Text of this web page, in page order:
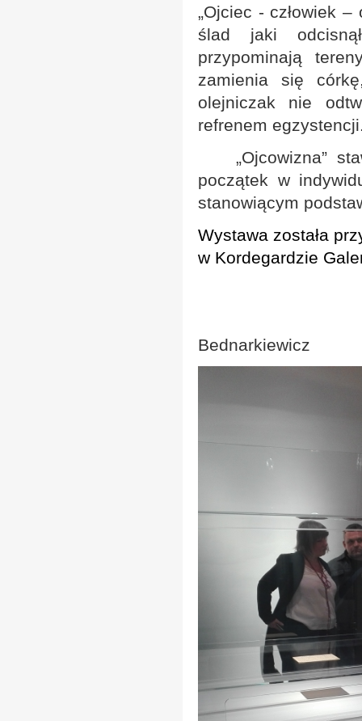
„Ojciec - człowiek
ślad jaki
przypominają
zamienia się
olejniczak nie
refrenem
„Ojcowizna”
początek w
stanowiącym
Wystawa została
w Kordegardzie
Bednarkiewicz